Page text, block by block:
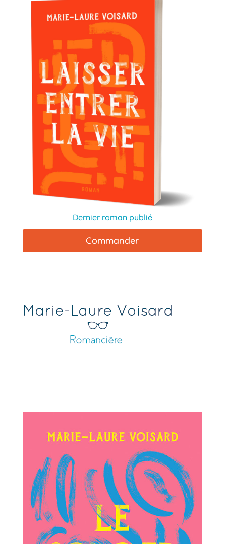
Dernier roman publié
Commander